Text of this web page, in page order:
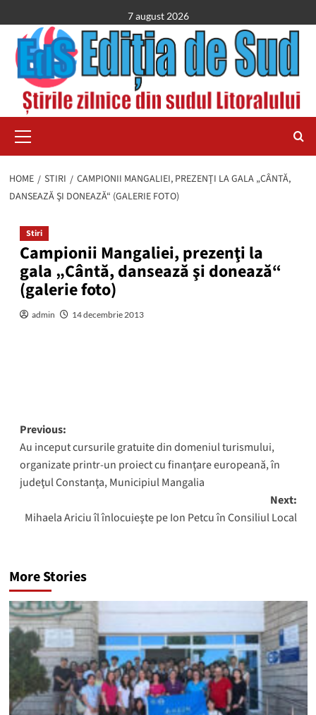
to
content
7 august 2026
Menu
HOME STIRI
CAMPIONII MANGALIEI, PREZENŢI LA GALA „CÂNTĂ,
DANSEAZĂ ŞI DONEAZĂ“ (GALERIE FOTO)
Stiri
Campionii Mangaliei, prezenţi la
gala „Cântă, dansează şi donează“
(galerie foto)
admin 14 decembrie 2013
Post
navigation
Previous:
Au inceput cursurile gratuite din domeniul turismului,
organizate printr-un proiect cu finanţare europeană, în
judeţul Constanţa, Municipiul Mangalia
Next:
Mihaela Ariciu îl înlocuieşte pe Ion Petcu în Consiliul Local
More Stories